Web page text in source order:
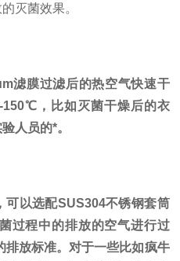
灭菌效果。
滤膜过滤后的热空气快速干
150℃，比如灭菌干燥后的衣
人员的*。
可以选配SUS304不锈钢套筒
过程中的排放的空气进行过
排放标准。对于一些比如疯牛